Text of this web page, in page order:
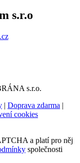
s.r.o
s.r.o.
| Doprava zdarma |
cookies
a platí pro něj
společnosti